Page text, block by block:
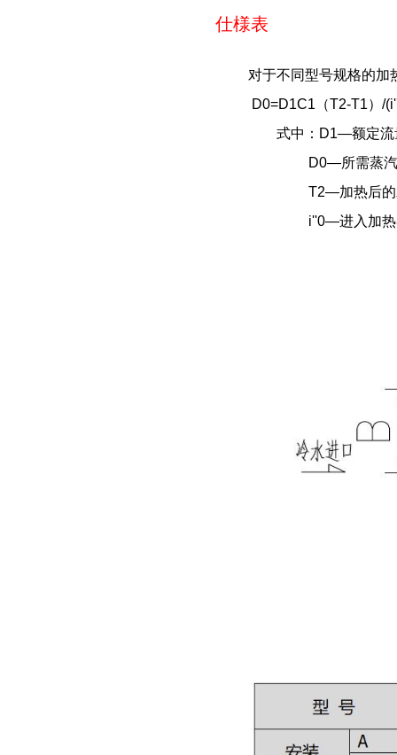
对于不同型号规格
D0=D1C1（T2-T1）/
式中：D1—额定流
D0—所需蒸汽量
T2—加热后的水
i''0—进入加热器在
仕様表